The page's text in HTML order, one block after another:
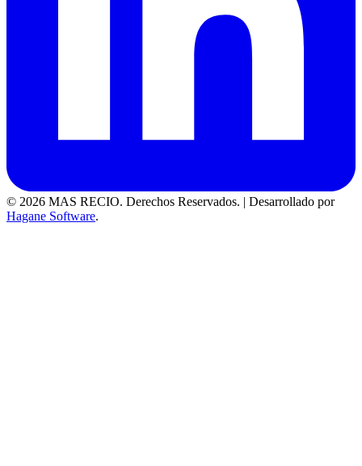
© 2026 MAS RECIO. Derechos Reservados. | Desarrollado por
Hagane Software.